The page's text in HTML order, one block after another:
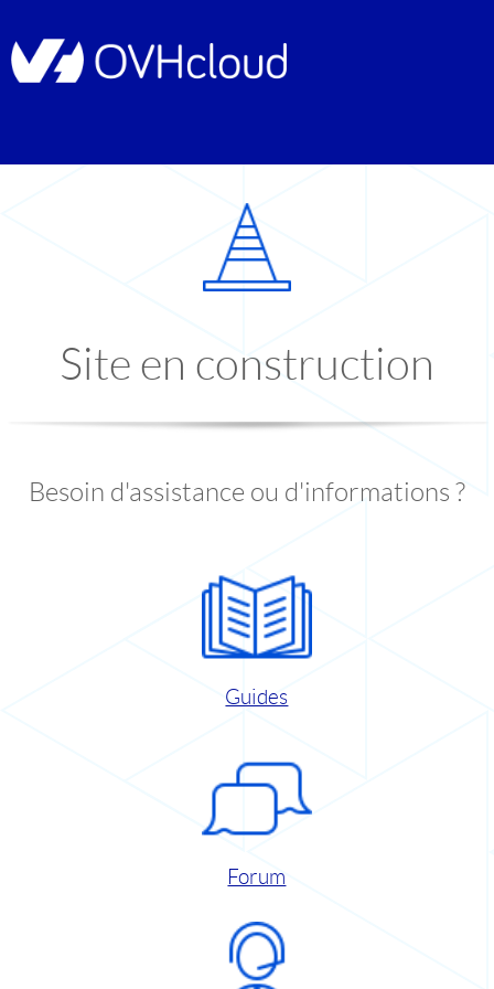
Site en construction
Besoin d'assistance ou d'informations ?
Guides
Forum